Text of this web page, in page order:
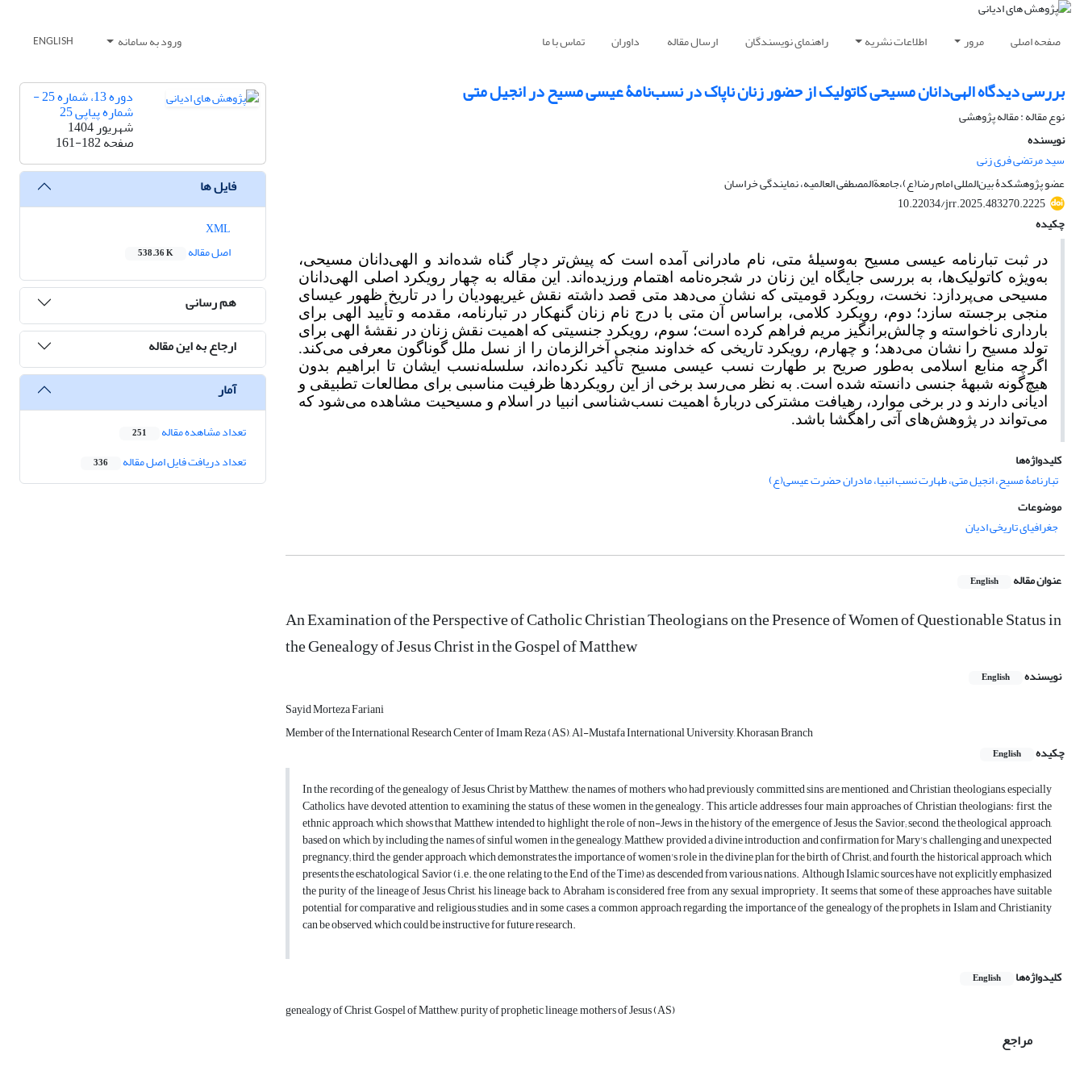
صفحه اصلی مرور اطلاعات نشریه راهنمای نویسندگان ارسال مقاله داوران تماس با ما ورود به سامانه ENGLISH
بررسی دیدگاه الهی‌دانان مسیحی کاتولیک از حضور زنان ناپاک در نسب‌نامۀ عیسی مسیح در انجیل متی
نوع مقاله : مقاله پژوهشی
نویسنده
سید مرتضی فری زنی
عضو پژوهشکدۀ بین‌المللی امام رضا(ع)،جامعة‌المصطفی العالمیه، نمایندگی خراسان
10.22034/jrr.2025.483270.2225
چکیده
در ثبت تبارنامه عیسی مسیح به‌وسیلۀ متی، نام مادرانی آمده است که پیش‌تر دچار گناه شده‌اند و الهی‌دانان مسیحی،
به‌ویژه کاتولیک‌ها، به بررسی جایگاه این زنان در شجره‌نامه اهتمام ورزیده‌اند. این مقاله به چهار رویکرد اصلی الهی‌دانان
مسیحی می‌پردازد: نخست، رویکرد قومیتی که نشان می‌دهد متی قصد داشته نقش غیریهودیان را در تاریخ ظهور عیسای
منجی برجسته سازد؛ دوم، رویکرد کلامی، براساس آن متی با درج نام زنان گنهکار در تبارنامه، مقدمه و تأیید الهی برای
بارداری ناخواسته و چالش‌برانگیز مریم فراهم کرده است؛ سوم، رویکرد جنسیتی که اهمیت نقش زنان در نقشۀ الهی برای
تولد مسیح را نشان می‌دهد؛ و چهارم، رویکرد تاریخی که خداوند منجی آخرالزمان را از نسل ملل گوناگون معرفی می‌کند.
اگرچه منابع اسلامی به‌طور صریح بر طهارت نسب عیسی مسیح تأکید نکرده‌اند، سلسله‌نسب ایشان تا ابراهیم بدون
هیچ‌گونه شبهۀ جنسی دانسته شده است. به نظر می‌رسد برخی از این رویکردها ظرفیت مناسبی برای مطالعات تطبیقی و
ادیانی دارند و در برخی موارد، رهیافت مشترکی دربارۀ اهمیت نسب‌شناسی انبیا در اسلام و مسیحیت مشاهده می‌شود که
می‌تواند در پژوهش‌های آتی راهگشا باشد.
کلیدواژه‌ها
تبارنامۀ مسیح، انجیل متی، طهارت نسب انبیا، مادران حضرت عیسی(ع)
موضوعات
جغرافیای تاریخی ادیان
عنوان مقاله English
An Examination of the Perspective of Catholic Christian Theologians on the Presence of Women of Questionable Status in
the Genealogy of Jesus Christ in the Gospel of Matthew
نویسنده English
Sayid Morteza Fariani
Member of the International Research Center of Imam Reza (AS), Al-Mustafa International University, Khorasan Branch
چکیده
English
In the recording of the genealogy of Jesus Christ by Matthew, the names of mothers who had previously committed sins are mentioned, and Christian theologians, especially
Catholics, have devoted attention to examining the status of these women in the genealogy. This article addresses four main approaches of Christian theologians: first, the
ethnic approach, which shows that Matthew intended to highlight the role of non-Jews in the history of the emergence of Jesus the Savior; second, the theological approach,
based on which, by including the names of sinful women in the genealogy, Matthew provided a divine introduction and confirmation for Mary's challenging and unexpected
pregnancy; third, the gender approach, which demonstrates the importance of women's role in the divine plan for the birth of Christ; and fourth, the historical approach, which
presents the eschatological Savior (i.e. the one relating to the End of the Time) as descended from various nations. Although Islamic sources have not explicitly emphasized
the purity of the lineage of Jesus Christ, his lineage back to Abraham is considered free from any sexual impropriety. It seems that some of these approaches have suitable
potential for comparative and religious studies, and in some cases, a common approach regarding the importance of the genealogy of the prophets in Islam and Christianity
can be observed, which could be instructive for future research.
کلیدواژه‌ها English
genealogy of Christ, Gospel of Matthew, purity of prophetic lineage, mothers of Jesus (AS)
مراجع
دوره 13، شماره 25 -
شماره پیاپی 25
شهریور 1404
صفحه161-182
فایل ها
اصل مقاله
538.36 K
هم رسانی
ارجاع به این مقاله
آمار
تعداد مشاهده مقاله 251
تعداد دریافت فایل اصل مقاله 336